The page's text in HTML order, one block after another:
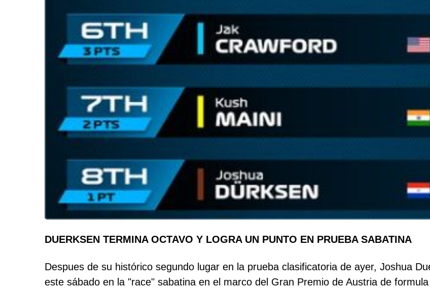
DUERKSEN TERMINA OCTAVO Y LOGRA UN PUNTO EN PRUEBA SABATINA
Despues de su histórico segundo lugar en la prueba clasificatoria de ayer, Joshua
este sábado en la "race" sabatina en el marco del Gran Premio de Austria de